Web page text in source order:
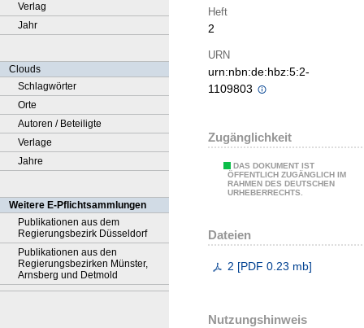
Verlag
Jahr
Clouds
Schlagwörter
Orte
Autoren / Beteiligte
Verlage
Jahre
Weitere E-Pflichtsammlungen
Publikationen aus dem
Regierungsbezirk Düsseldorf
Publikationen aus den
Regierungsbezirken Münster,
Arnsberg und Detmold
Heft
2
URN
urn:nbn:de:hbz:5:2-
1109803
Zugänglichkeit
DAS DOKUMENT IST
ÖFFENTLICH ZUGÄNGLICH IM
RAHMEN DES DEUTSCHEN
URHEBERRECHTS.
Dateien
2 [PDF 0.23 mb]
Nutzungshinweis